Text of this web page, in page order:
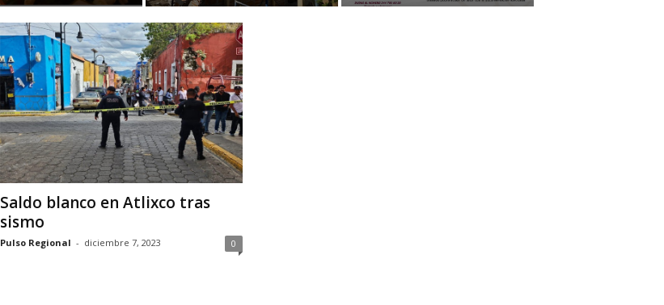
Saldo blanco en Atlixco tras
sismo
Pulso Regional - diciembre 7, 2023 0